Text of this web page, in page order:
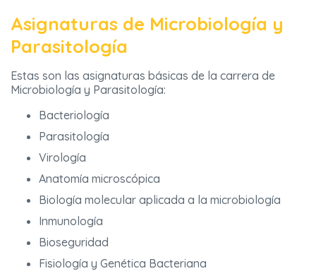
Asignaturas de Microbiología y
Parasitología
Estas son las asignaturas básicas de la carrera de
Microbiología y Parasitología:
Bacteriología
Parasitología
Virología
Anatomía microscópica
Biología molecular aplicada a la microbiología
Inmunología
Bioseguridad
Fisiología y Genética Bacteriana